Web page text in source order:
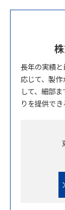
長年の実績
応じて、製
して、細部
りを提供でき